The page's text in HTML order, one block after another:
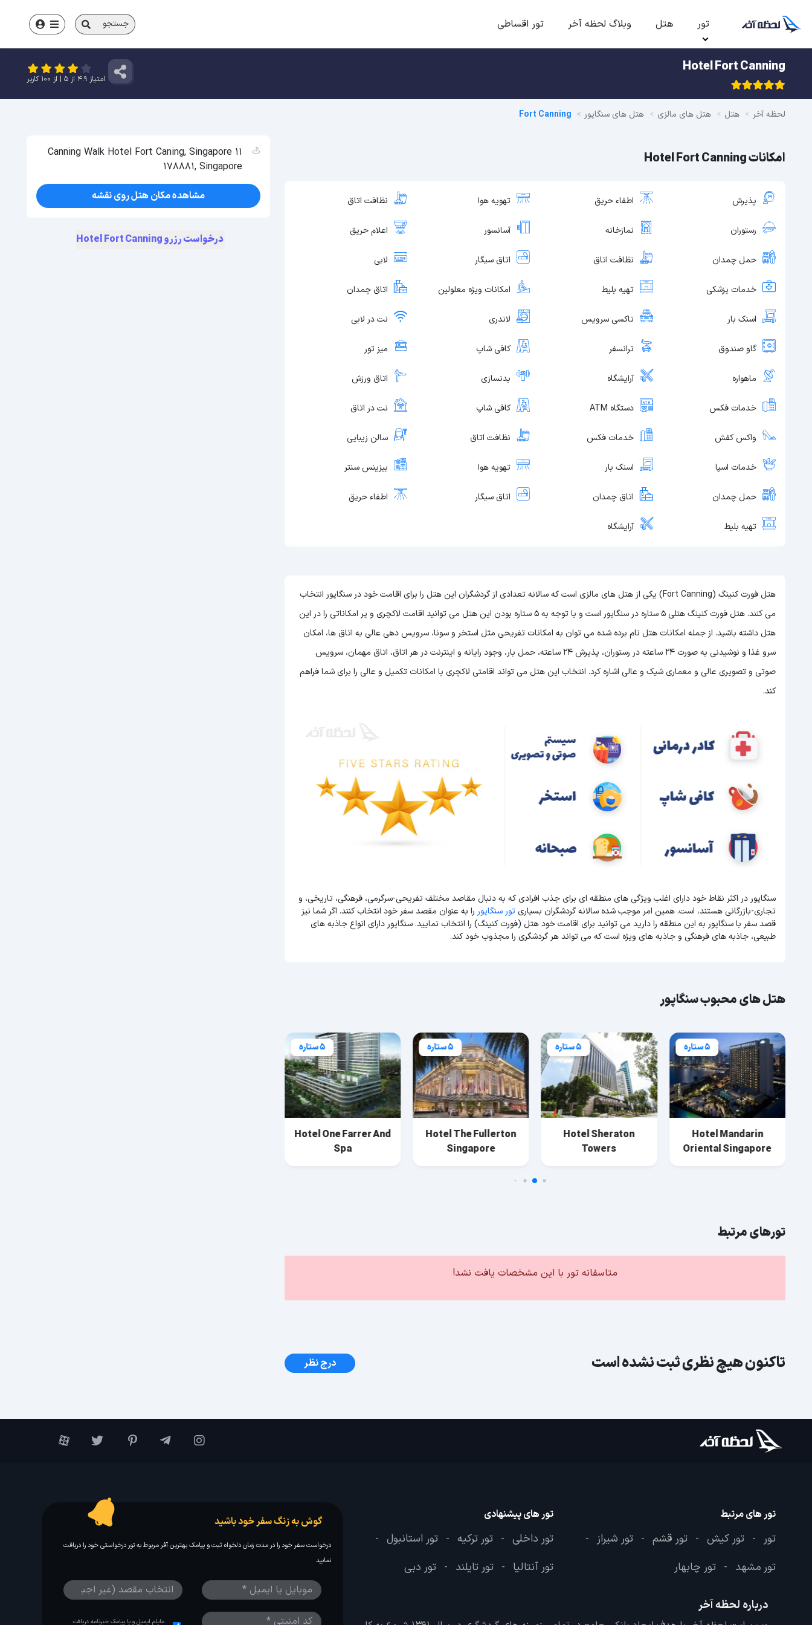
تور هتل وبلاگ لحظه آخر تور اقساطی جستجو
Hotel Fort Canning
امتیاز 4.9 از 5 | از 100 کاربر
لحظه آخر هتل هتل های مالزی هتل های سنگاپور Fort Canning
امکانات Hotel Fort Canning
پذیرش اطفاء حریق تهویه هوا نظافت اتاق
رستوران نمازخانه آسانسور اعلام حریق
حمل چمدان نظافت اتاق اتاق سیگار لابی
خدمات پزشکی تهیه بلیط امکانات ویژه معلولین اتاق چمدان
اسنک بار تاکسی سرویس لاندری نت در لابی
گاو صندوق ترانسفر کافی شاپ میز تور
ماهواره آرایشگاه بدنسازی اتاق ورزش
خدمات فکس دستگاه ATM کافی شاپ نت در اتاق
واکس کفش خدمات فکس نظافت اتاق سالن زیبایی
خدمات اسپا اسنک بار تهویه هوا بیزینس سنتر
حمل چمدان اتاق چمدان اتاق سیگار اطفاء حریق
تهیه بلیط آرایشگاه
هتل فورت کنینگ (Fort Canning) یکی از هتل های مالزی است که سالانه تعدادی از گردشگران این هتل را برای اقامت خود در سنگاپور انتخاب
می کنند. هتل فورت کنینگ هتلی 5 ستاره در سنگاپور است و با توجه به 5 ستاره بودن این هتل
می توانید اقامت لاکچری و پر امکاناتی را در این
هتل داشته باشید. از جمله امکانات هتل نام برده شده می توان به امکانات تفریحی مثل استخر و سونا، سرویس دهی عالی به اتاق ها، امکان
سرو غذا و نوشیدنی به صورت 24 ساعته در رستوران، پذیرش 24 ساعته، حمل بار، وجود رایانه و اینترنت در هر اتاق، اتاق مهمان، سرویس
صوتی و تصویری عالی و معماری شیک و عالی اشاره کرد. انتخاب این هتل می تواند اقامتی لاکچری با امکانات تکمیل و عالی را برای شما فراهم
کند.
سنگاپور در اکثر نقاط خود دارای اغلب ویژگی های منطقه ای برای جذب افرادی که به دنبال مقاصد مختلف تفریحی-سرگرمی، فرهنگی، تاریخی، و
تجاری-بازرگانی هستند، است. همین امر موجب شده سالانه گردشگران بسیاریتور سنگاپور را به عنوان مقصد سفر خود انتخاب کنند. اگر شما نیز
قصد سفر با سنگاپور به این منطقه را دارید می توانید برای اقامت خود هتل (فورت کنینگ) را انتخاب نمایید. سنگاپور دارای انواع جاذبه های
طبیعی، جاذبه های فرهنگی و جاذبه های ویژه است که می تواند هر گردشگری را مجذوب خود کند.
هتل های محبوب سنگاپور
5 ستاره
Hotel Mandarin
Oriental Singapore
5 ستاره
Hotel Sheraton
Towers
5 ستاره
Hotel The Fullerton
Singapore
5 ستاره
Hotel One Farrer And
Spa
تورهای مرتبط
متاسفانه تور با این مشخصات یافت نشد!
تاکنون هیچ نظری ثبت نشده است درج نظر
11 Canning Walk Hotel Fort Caning, Singapore
178881, Singapore
مشاهده مکان هتل روی نقشه
درخواست رزرو Hotel Fort Canning
تور های مرتبط
تور - تور کیش - تور قشم - تور شیراز -
تور مشهد - تور چابهار
تور های پیشنهادی
تور داخلی - تور ترکیه - تور استانبول -
تور آنتالیا - تور تایلند - تور دبی
درباره لحظه آخر
گوش به زنگ سفر خود باشید
درخواست سفر خود را در مدت زمان دلخواه ثبت و پیامک بهترین آفر مربوط به تور درخواستی خود را دریافت
نمایید
مایلم ایمیل و یا پیامک خبرنامه دریافت